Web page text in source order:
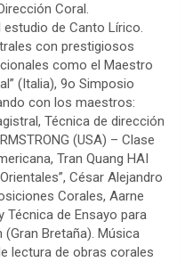
Coral.
de Canto Lírico.
con prestigiosos
como el Maestro
(Italia), 9o Simposio
con los maestros:
Técnica de dirección
(USA) – Clase
Tran Quang HAI
César Alejandro
Corales, Aarne
Técnica de Ensayo para
Bretaña). Música
lectura de obras corales